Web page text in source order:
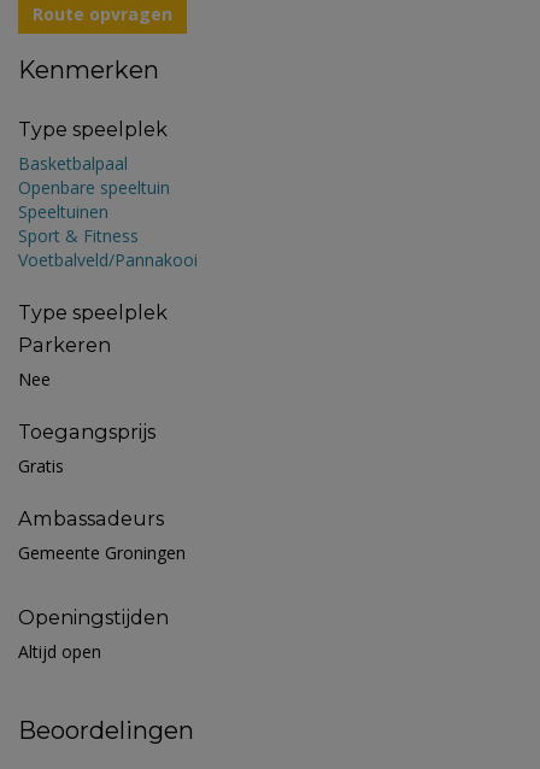
Route opvragen
Kenmerken
Type speelplek
Basketbalpaal
Openbare speeltuin
Speeltuinen
Sport & Fitness
Voetbalveld/Pannakooi
Type speelplek
Parkeren
Nee
Toegangsprijs
Gratis
Ambassadeurs
Gemeente Groningen
Openingstijden
Altijd open
Beoordelingen